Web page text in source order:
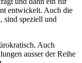
entwickelt. Auch die
sind speziell und
Auch
ausser der Reihe